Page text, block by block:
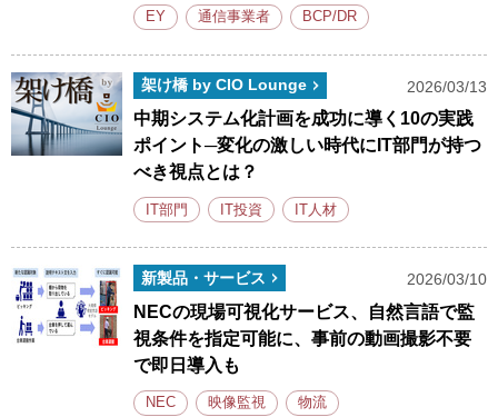
EY 通信事業者 BCP/DR
架け橋 by CIO Lounge 2026/03/13
中期システム化計画を成功に導く10の実践
ポイント─変化の激しい時代にIT部門が持つ
べき視点とは？
IT部門 IT投資 IT人材
新製品・サービス 2026/03/10
NECの現場可視化サービス、自然言語で監
視条件を指定可能に、事前の動画撮影不要
で即日導入も
NEC 映像監視 物流